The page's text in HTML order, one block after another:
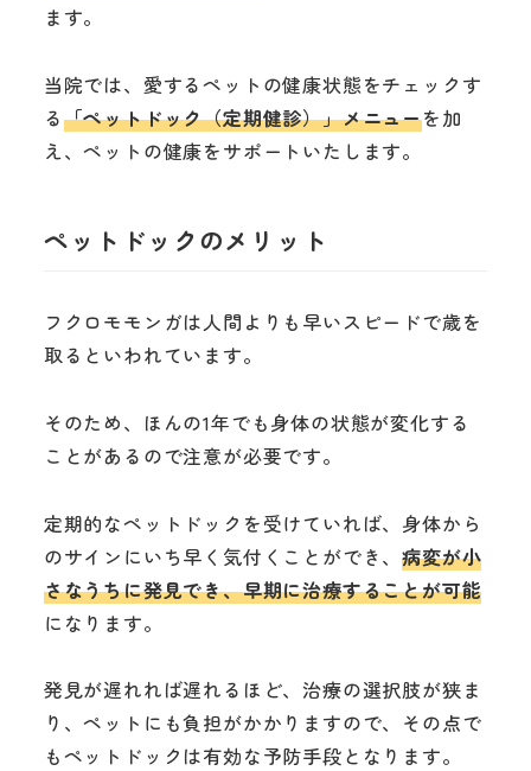
ます。
当院では、愛するペットの健康状態をチェックす
る「ペットドック（定期健診）」メニューを加
え、ペットの健康をサポートいたします。
ペットドックのメリット
フクロモモンガは人間よりも早いスピードで歳を
取るといわれています。
そのため、ほんの1年でも身体の状態が変化する
ことがあるので注意が必要です。
定期的なペットドックを受けていれば、身体から
のサインにいち早く気付くことができ、病変が小
さなうちに発見でき、早期に治療することが可能
になります。
発見が遅れれば遅れるほど、治療の選択肢が狭ま
り、ペットにも負担がかかりますので、その点で
もペットドックは有効な予防手段となります。